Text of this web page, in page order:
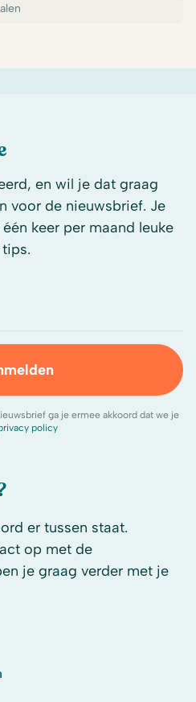
er tussen staat.
op met de
je graag verder met je
en wil je dat graag
voor de nieuwsbrief. Je
keer per maand leuke
ga je ermee akkoord dat we je
policy